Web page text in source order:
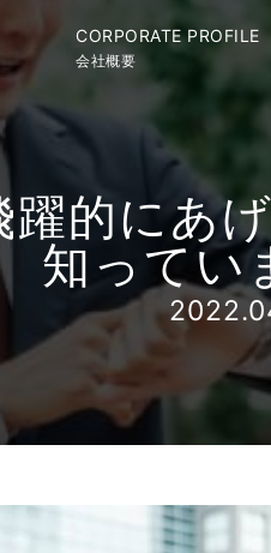
CORPORATE PROFILE
会社概要
的にあ
知ってい